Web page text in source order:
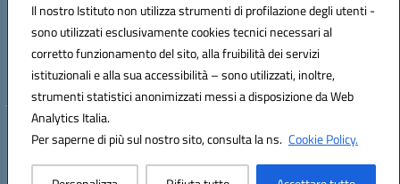
Il nostro Istituto non utilizza strumenti di profilazione degli utenti -
sono utilizzati esclusivamente cookies tecnici necessari al
corretto funzionamento del sito, alla fruibilità dei servizi
istituzionali e alla sua accessibilità – sono utilizzati, inoltre,
strumenti statistici anonimizzati messi a disposizione da Web
Analytics Italia.
Per saperne di più sul nostro sito, consulta la ns. Cookie Policy.
Posta elettronica certificata (PEC):pais03600r@pec.istruzione.it
Codice fiscale: 97308550827
Codice meccanografico: PAIS03600R
Hosting & Powered by 3D Solution S.r.l.
Concept & Design by Designers Italia